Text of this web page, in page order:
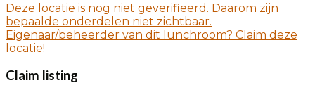
Deze locatie is nog niet geverifieerd. Daarom zijn
bepaalde onderdelen niet zichtbaar.
Eigenaar/beheerder van dit lunchroom? Claim deze
locatie!
Claim listing